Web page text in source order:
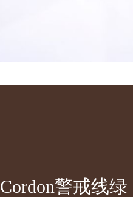
Cordon警戒线绿